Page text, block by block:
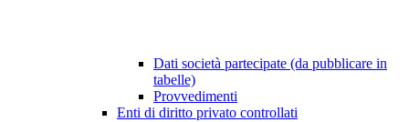
Dati società partecipate (da pubblicare in
tabelle)
Provvedimenti
Enti di diritto privato controllati